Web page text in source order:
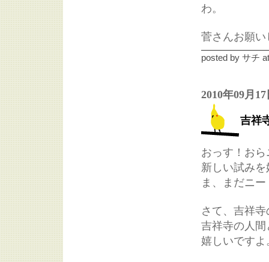
わ。
菅さんお願
posted by サチ
2010年09月17
吉祥
おっす！お
新しい試み
ま、まだニ
さて、吉祥
吉祥寺の人
嬉しいですよ